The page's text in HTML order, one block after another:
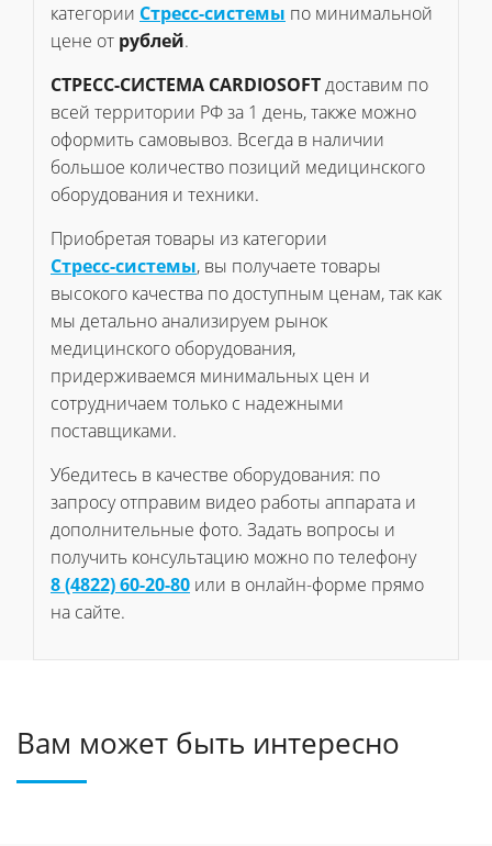
категории Стресс-системы по минимальной
цене от рублей.
СТРЕСС-СИСТЕМА CARDIOSOFTдоставим по
всей территории РФ за 1 день, также можно
оформить самовывоз. Всегда в наличии
большое количество позиций медицинского
оборудования и техники.
Приобретая товары из категории
Стресс-системы, вы получаете товары
высокого качества по доступным ценам, так как
мы детально анализируем рынок
медицинского оборудования,
придерживаемся минимальных цен и
сотрудничаем только с надежными
поставщиками.
Убедитесь в качестве оборудования: по
запросу отправим видео работы аппарата и
дополнительные фото. Задать вопросы и
получить консультацию можно по телефону
8 (4822) 60-20-80 или в онлайн-форме прямо
на сайте.
Вам может быть интересно